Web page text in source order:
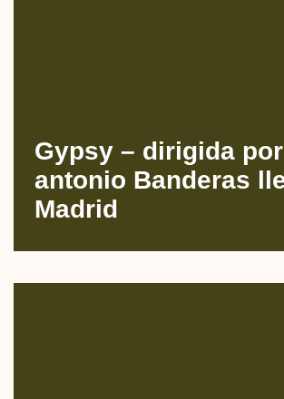
Gypsy – dirigida por
antonio Banderas
Madrid